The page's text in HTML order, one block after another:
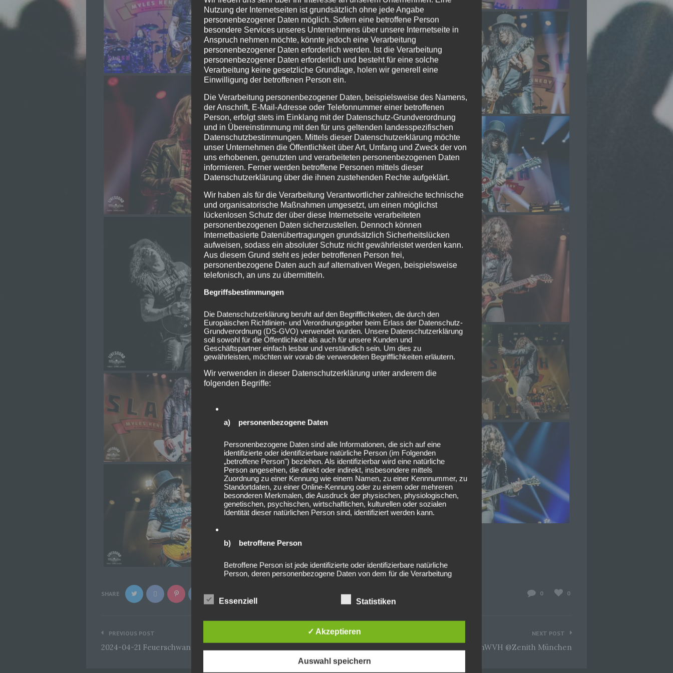
SHARE 0 0
Beitragsnavigation
PREVIOUS POST
2024-04-21 Feuerschwanz @Backstage München
NEXT POST
2024-04-25 MammothWVH @Zenith München
Nutzung der Internetseiten ist grundsätzlich ohne jede Angabe
personenbezogener Daten möglich. Sofern eine betroffene Person
besondere Services unseres Unternehmens über unsere Internetseite in
Anspruch nehmen möchte, könnte jedoch eine Verarbeitung
personenbezogener Daten erforderlich werden. Ist die Verarbeitung
personenbezogener Daten erforderlich und besteht für eine solche
Verarbeitung keine gesetzliche Grundlage, holen wir generell eine
Einwilligung der betroffenen Person ein.
Die Verarbeitung personenbezogener Daten, beispielsweise des Namens,
der Anschrift, E-Mail-Adresse oder Telefonnummer einer betroffenen
Person, erfolgt stets im Einklang mit der Datenschutz-Grundverordnung
und in Übereinstimmung mit den für uns geltenden landesspezifischen
Datenschutzbestimmungen. Mittels dieser Datenschutzerklärung möchte
unser Unternehmen die Öffentlichkeit über Art, Umfang und Zweck der von
uns erhobenen, genutzten und verarbeiteten personenbezogenen Daten
informieren. Ferner werden betroffene Personen mittels dieser
Datenschutzerklärung über die ihnen zustehenden Rechte aufgeklärt.
Wir haben als für die Verarbeitung Verantwortlicher zahlreiche technische
und organisatorische Maßnahmen umgesetzt, um einen möglichst
lückenlosen Schutz der über diese Internetseite verarbeiteten
personenbezogenen Daten sicherzustellen. Dennoch können
Internetbasierte Datenübertragungen grundsätzlich Sicherheitslücken
aufweisen, sodass ein absoluter Schutz nicht gewährleistet werden kann.
Aus diesem Grund steht es jeder betroffenen Person frei,
personenbezogene Daten auch auf alternativen Wegen, beispielsweise
telefonisch, an uns zu übermitteln.
Begriffsbestimmungen
Die Datenschutzerklärung beruht auf den Begrifflichkeiten, die durch den
Europäischen Richtlinien- und Verordnungsgeber beim Erlass der Datenschutz-
Grundverordnung (DS-GVO) verwendet wurden. Unsere Datenschutzerklärung
soll sowohl für die Öffentlichkeit als auch für unsere Kunden und
Geschäftspartner einfach lesbar und verständlich sein. Um dies zu
gewährleisten, möchten wir vorab die verwendeten Begrifflichkeiten erläutern.
Wir verwenden in dieser Datenschutzerklärung unter anderem die
folgenden Begriffe:
a) personenbezogene Daten
Personenbezogene Daten sind alle Informationen, die sich auf eine
identifizierte oder identifizierbare natürliche Person (im Folgenden
„betroffene Person") beziehen. Als identifizierbar wird eine natürliche
Person angesehen, die direkt oder indirekt, insbesondere mittels
Zuordnung zu einer Kennung wie einem Namen, zu einer Kennnummer, zu
Standortdaten, zu einer Online-Kennung oder zu einem oder mehreren
besonderen Merkmalen, die Ausdruck der physischen, physiologischen,
genetischen, psychischen, wirtschaftlichen, kulturellen oder sozialen
Identität dieser natürlichen Person sind, identifiziert werden kann.
b) betroffene Person
Betroffene Person ist jede identifizierte oder identifizierbare natürliche
Person, deren personenbezogene Daten von dem für die Verarbeitung
Verarbeitung ist jeder mit oder ohne Hilfe automatisierter Verfahren
ausgeführte Vorgang oder jede solche Vorgangsreihe im Zusammenhang
mit personenbezogenen Daten wie das Erheben, das Erfassen, die
Organisation, das Ordnen, die Speicherung, die Anpassung oder
Veränderung, das Auslesen, das Abfragen, die Verwendung, die
Essenziell Statistiken
✓ Akzeptieren
Auswahl speichern